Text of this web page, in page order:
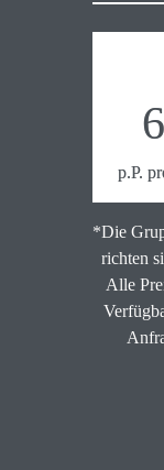
p.P.
*Die
richten
Alle